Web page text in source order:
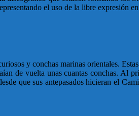
el uso de la libre expresión
y conchas marinas orientales.
de vuelta unas cuantas conchas. Al
que sus antepasados hicieran el